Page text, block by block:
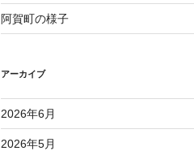
阿賀町の様子
アーカイブ
2026年6月
2026年5月